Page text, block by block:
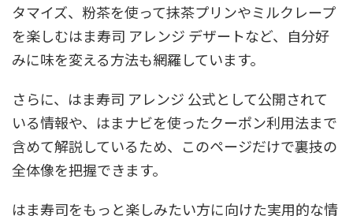
タマイズ、粉茶を使って抹茶プリンやミルクレープ
を楽しむはま寿司 アレンジ デザートなど、自分好
みに味を変える方法も網羅しています。
さらに、はま寿司 アレンジ 公式として公開されて
いる情報や、はまナビを使ったクーポン利用法まで
含めて解説しているため、このページだけで裏技の
全体像を把握できます。
はま寿司をもっと楽しみたい方に向けた実用的な情